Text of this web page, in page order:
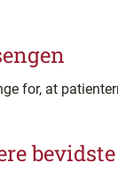
for, at